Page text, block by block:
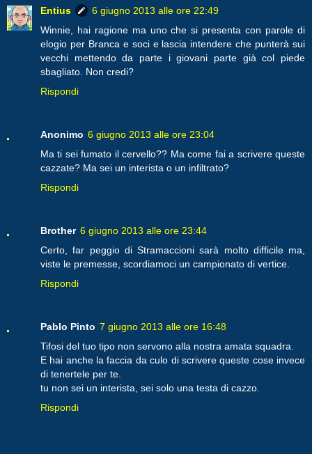
Entius
6 giugno 2013 alle ore 22:49
Winnie, hai ragione ma uno che si presenta con parole di
elogio per Branca e soci e lascia intendere che punterà sui
vecchi mettendo da parte i giovani parte già col piede
sbagliato. Non credi?
Rispondi
Anonimo 6 giugno 2013 alle ore 23:04
Ma ti sei fumato il cervello?? Ma come fai a scrivere queste
cazzate? Ma sei un interista o un infiltrato?
Rispondi
Brother 6 giugno 2013 alle ore 23:44
Certo, far peggio di Stramaccioni sarà molto difficile ma,
viste le premesse, scordiamoci un campionato di vertice.
Rispondi
Pablo Pinto 7 giugno 2013 alle ore 16:48
Tifosi del tuo tipo non servono alla nostra amata squadra.
E hai anche la faccia da culo di scrivere queste cose invece
di tenertele per te.
tu non sei un interista, sei solo una testa di cazzo.
Rispondi